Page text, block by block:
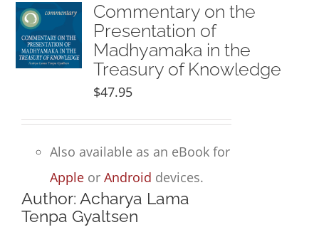
Commentary on the
Presentation of
Madhyamaka in the
Treasury of Knowledge
$47.95
Also available as an eBook for
Apple orAndroid devices.
Author: Acharya Lama
Tenpa Gyaltsen